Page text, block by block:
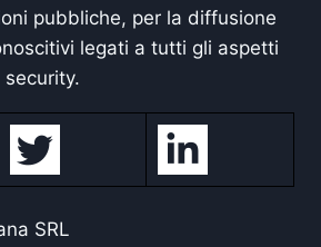
pubbliche, per la diffusione
legati a tutti gli aspetti
SRL